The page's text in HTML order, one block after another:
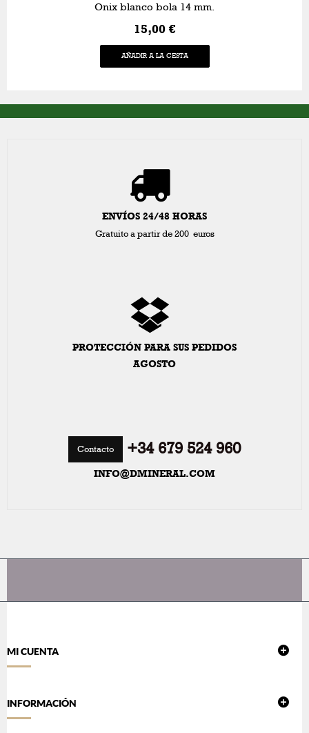
Onix blanco bola 14 mm.
15,00 €
AÑADIR A LA CESTA
ENVÍOS 24/48 HORAS
Gratuito a partir de 200 euros
PROTECCIÓN PARA SUS PEDIDOS
AGOSTO
Contacto +34 679 524 960
INFO@DMINERAL.COM
MI CUENTA
INFORMACIÓN